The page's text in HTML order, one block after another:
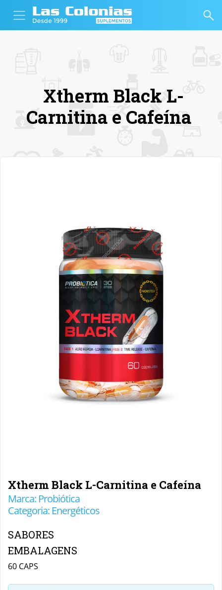
Xtherm Black L-
Carnitina e Cafeína
Xtherm Black L-Carnitina e Cafeína
Marca: Probiótica
Categoria: Energéticos
SABORES
EMBALAGENS
60 CAPS